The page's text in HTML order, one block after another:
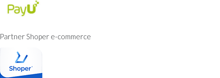
Partner Shoper e-commerce